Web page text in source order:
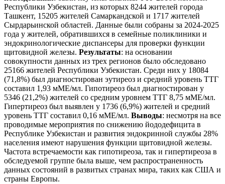
Республики Узбекистан, из которых 8244 жителей города
Ташкент, 15205 жителей Самаркандской и 1717 жителей
Сырдарьинской областей. Данные были собраны за 2024-2025
года у жителей, обратившихся в семейные поликлиники и
эндокринологические диспансеры для проверки функции
щитовидной железы. Результаты: на основании
совокупности данных из трех регионов было обследовано
25166 жителей Республики Узбекистан. Среди них у 18084
(71,8%) был диагностирован эутиреоз и средний уровень ТТГ
составил 1,93 мМЕ/мл. Гипотиреоз был диагностирован у
5346 (21,2%) жителей со средним уровнем ТТГ 8,75 мМЕ/мл.
Гипертиреоз был выявлен у 1736 (6,9%) жителей и средний
уровень ТТГ составил 0,16 мМЕ/мл. Выводы: несмотря на все
проводимые мероприятия по снижению йододефицита в
Республике Узбекистан и развития эндокринной службы 28%
населения имеют нарушения функции щитовидной железы.
Частота встречаемости как гипотиреоза, так и гипертиреоза в
обследуемой группе была выше, чем распространенность
данных состояний в развитых странах мира, таких как США и
страны Европы.